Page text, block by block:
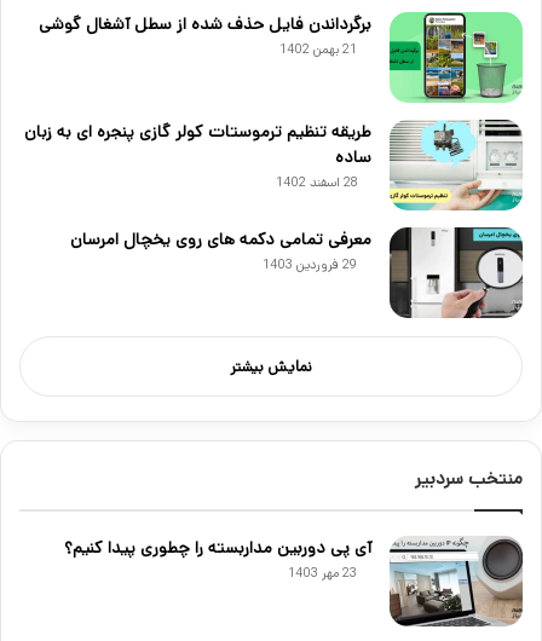
برگرداندن فایل حذف شده از سطل آشغال گوشی
21 بهمن 1402
طریقه تنظیم ترموستات کولر گازی پنجره ای به زبان
ساده
28 اسفند 1402
معرفی تمامی دکمه های روی یخچال امرسان
29 فروردین 1403
نمایش بیشتر
منتخب سردبیر
آی پی دوربین مداربسته را چطوری پیدا کنیم؟
23 مهر 1403